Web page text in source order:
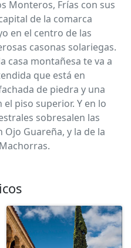
Monteros, Frías con sus
de la comarca
en el centro de las
casonas solariegas.
casa montañesa te va a
que está en
de piedra y una
piso superior. Y en lo
sobresalen las
Guareña, y la de la